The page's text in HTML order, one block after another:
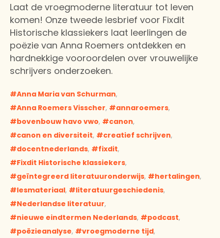
Laat de vroegmoderne literatuur tot leven
komen! Onze tweede lesbrief voor Fixdit
Historische klassiekers laat leerlingen de
poëzie van Anna Roemers ontdekken en
hardnekkige vooroordelen over vrouwelijke
schrijvers onderzoeken.
Anna Maria van Schurman,
Anna Roemers Visscher, annaroemers,
bovenbouw havo vwo, canon,
canon en diversiteit, creatief schrijven,
docentnederlands, fixdit,
Fixdit Historische klassiekers,
geïntegreerd literatuuronderwijs, hertalingen,
lesmateriaal, literatuurgeschiedenis,
Nederlandse literatuur,
nieuwe eindtermen Nederlands, podcast,
poëzieanalyse, vroegmoderne tijd,